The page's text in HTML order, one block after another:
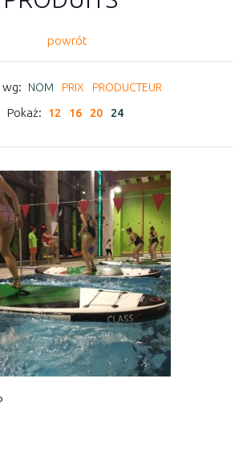
powrót
wg: NOM PRIX PRODUCTEUR
Pokaż: 12 16 20 24